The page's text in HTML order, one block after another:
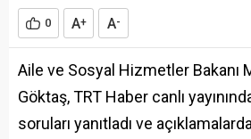
0 A+ A-
Aile ve Sosyal Hizmetler Bakanı
Göktaş, TRT Haber canlı
soruları yanıtladı ve